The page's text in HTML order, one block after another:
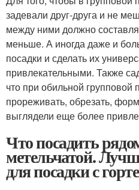
задевали друг-друга и не
между ними должно
меньше. А иногда даже и
посадки и сделать их
привлекательными. Также
что при обильной групповой
прореживать, обрезать,
выглядели еще более
Что посадить
метельчатой.
для посадки с